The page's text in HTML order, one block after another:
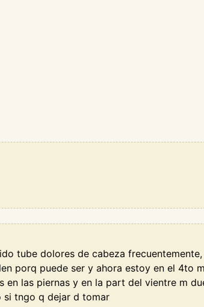
tube dolores de cabeza
porq puede ser y ahora estoy en el 4to
las piernas y en la part del vientre m
si tngo q dejar d tomar